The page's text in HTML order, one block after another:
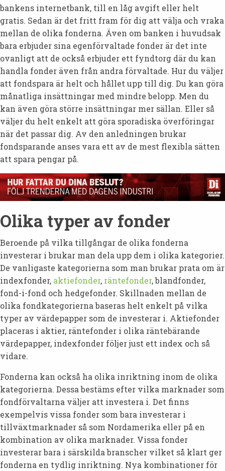
bankens internetbank, till en låg avgift eller helt
gratis. Sedan är det fritt fram för dig att välja och vraka
mellan de olika fonderna. Även om banken i huvudsak
bara erbjuder sina egenförvaltade fonder är det inte
ovanligt att de också erbjuder ett fyndtorg där du kan
handla fonder även från andra förvaltade. Hur du väljer
att fondspara är helt och hållet upp till dig. Du kan göra
månatliga insättningar med mindre belopp. Men du
kan även göra större insättningar mer sällan. Eller så
väljer du helt enkelt att göra sporadiska överföringar
när det passar dig. Av den anledningen brukar
fondsparande anses vara ett av de mest flexibla sätten
att spara pengar på.
Olika typer av fonder
Beroende på vilka tillgångar de olika fonderna
investerar i brukar man dela upp dem i olika kategorier.
De vanligaste kategorierna som man brukar prata om är
indexfonder, aktiefonder, räntefonder, blandfonder,
fond-i-fond och hedgefonder. Skillnaden mellan de
olika fondkategorierna baseras helt enkelt på vilka
typer av värdepapper som de investerar i. Aktiefonder
placeras i aktier, räntefonder i olika räntebärande
värdepapper, indexfonder följer just ett index och så
vidare.
Fonderna kan också ha olika inriktning inom de olika
kategorierna. Dessa bestäms efter vilka marknader som
fondförvaltarna väljer att investera i. Det finns
exempelvis vissa fonder som bara investerar i
tillväxtmarknader så som Nordamerika eller på en
kombination av olika marknader. Vissa fonder
investerar bara i särskilda branscher vilket så klart ger
fonderna en tydlig inriktning. Nya kombinationer för